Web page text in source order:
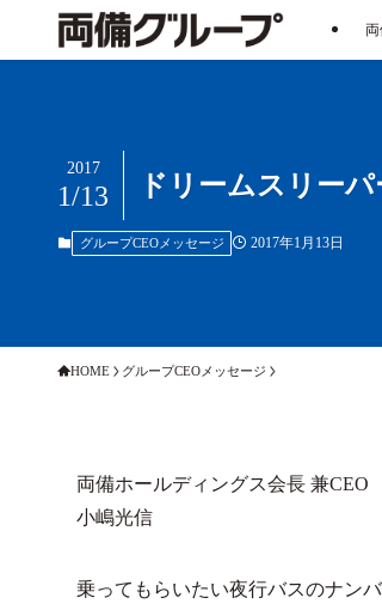
ドリームスリー
2017
1/13
グループCEOメッセージ 2017年1月13日
HOME グループCEOメッセージ
両備ホールディングス会長 兼CEO
小嶋光信
乗ってもらいたい夜行バスのナン